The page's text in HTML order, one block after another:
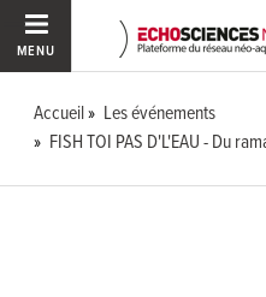
MENU
Accueil
Les événements
FISH TOI PAS D'L'EAU - Du